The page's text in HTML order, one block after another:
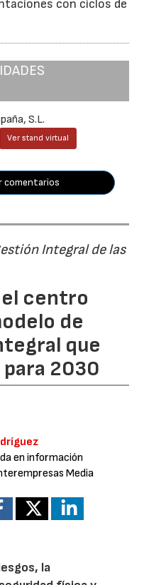
con ciclos de
S.L.
Ver stand virtual
comentarios
Integral de las
el centro
de
que
para 2030
en información
Media
la